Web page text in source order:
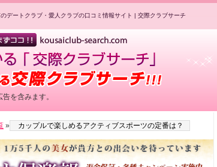
を含みます。
デートクラブ・愛人クラブの口コミ情報サイト | 交際クラブサーチ
» カップルで楽しめるアクティブスポーツの定番は？
のリンクです